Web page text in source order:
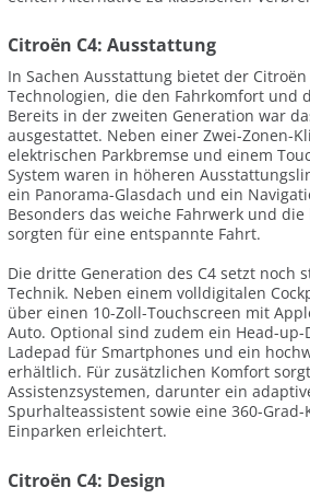
Citroën C4: Ausstattung
In Sachen Ausstattung bietet der
Technologien, die den Fahrkomfort und
Bereits in der zweiten Generation war
ausgestattet. Neben einer Zwei-Zonen-
elektrischen Parkbremse und einem
System waren in höheren
ein Panorama-Glasdach und ein
Besonders das weiche Fahrwerk und
sorgten für eine entspannte Fahrt.
Die dritte Generation des C4 setzt noch
Technik. Neben einem volldigitalen
über einen 10-Zoll-Touchscreen mit
Auto. Optional sind zudem ein Head-up-
Ladepad für Smartphones und ein
erhältlich. Für zusätzlichen Komfort
Assistenzsystemen, darunter ein
Spurhalteassistent sowie eine 360-Grad-
Einparken erleichtert.
Citroën C4: Design